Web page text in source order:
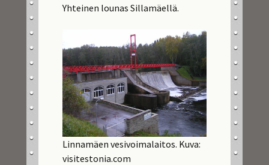
Yhteinen lounas Sillamäellä.
Linnamäen vesivoimalaitos. Kuva:
visitestonia.com